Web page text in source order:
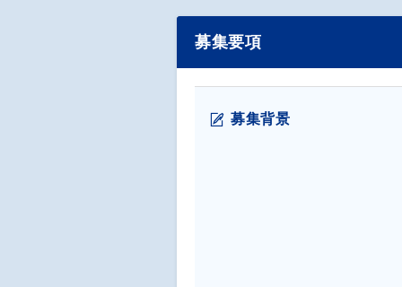
募集要項
募集背景